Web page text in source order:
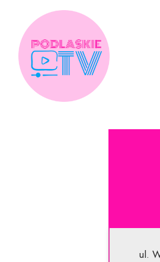
content
ul.